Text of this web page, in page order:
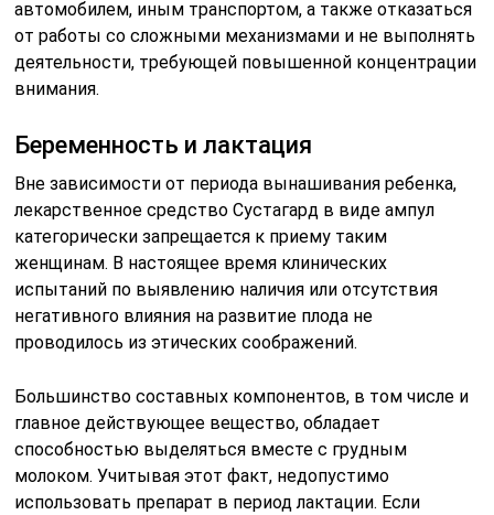
автомобилем, иным транспортом, а также отказаться
от работы со сложными механизмами и не выполнять
деятельности, требующей повышенной концентрации
внимания.
Беременность и лактация
Вне зависимости от периода вынашивания ребенка,
лекарственное средство Сустагард в виде ампул
категорически запрещается к приему таким
женщинам. В настоящее время клинических
испытаний по выявлению наличия или отсутствия
негативного влияния на развитие плода не
проводилось из этических соображений.
Большинство составных компонентов, в том числе и
главное действующее вещество, обладает
способностью выделяться вместе с грудным
молоком. Учитывая этот факт, недопустимо
использовать препарат в период лактации. Если